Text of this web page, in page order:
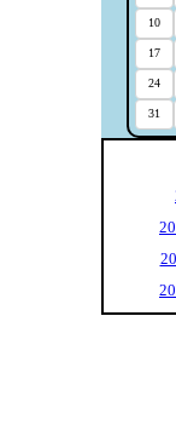
10
17
24
31